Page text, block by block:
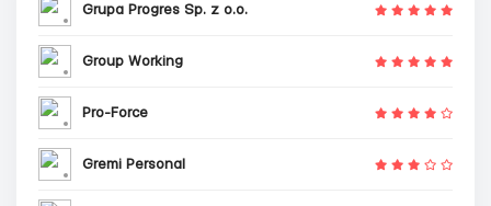
Grupa Progres Sp. z o.o.
Group Working
Pro-Force
Gremi Personal